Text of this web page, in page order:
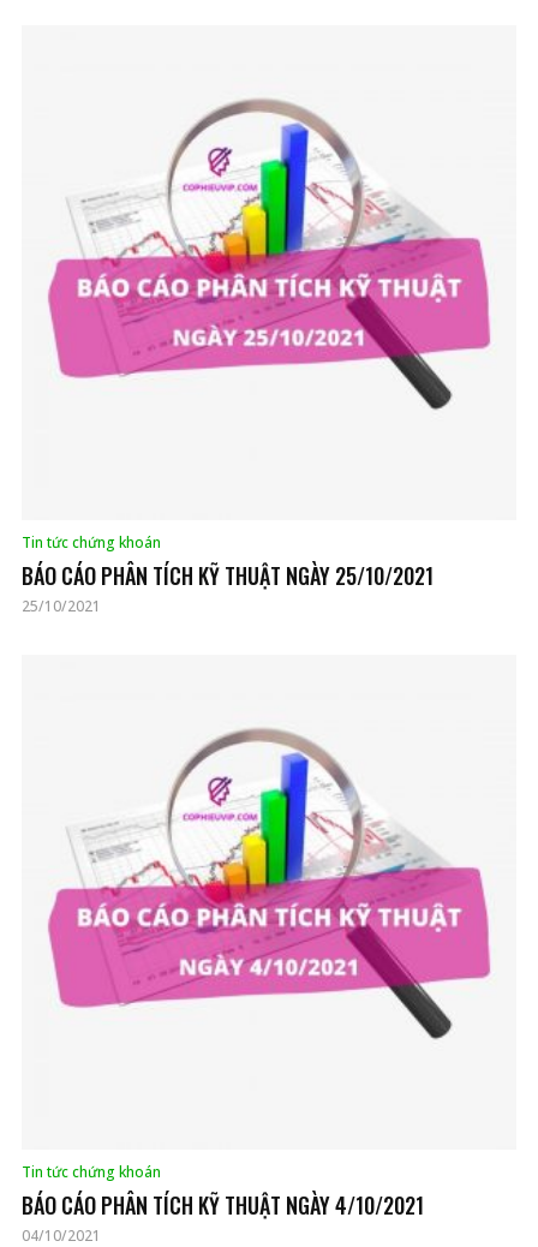
Tin tức chứng khoán
BÁO CÁO PHÂN TÍCH KỸ THUẬT NGÀY 25/10/2021
25/10/2021
Tin tức chứng khoán
BÁO CÁO PHÂN TÍCH KỸ THUẬT NGÀY 4/10/2021
04/10/2021